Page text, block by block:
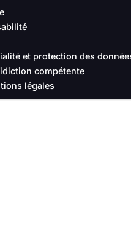
et protection des
compétente
légales